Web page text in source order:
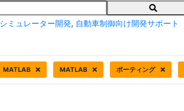
Search
シミュレーター開発, 自動車制御向け開発サポート
MATLAB MATLAB ポーティング